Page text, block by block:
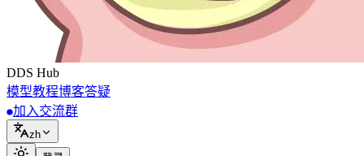
DDS Hub
模型教程博客答疑
加入交流群
zh